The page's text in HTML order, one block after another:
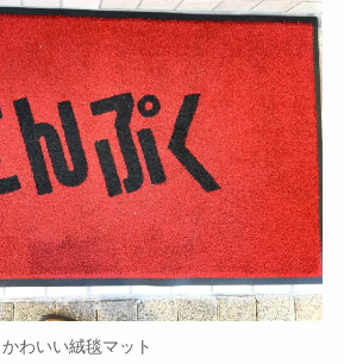
かわいい絨毯マット